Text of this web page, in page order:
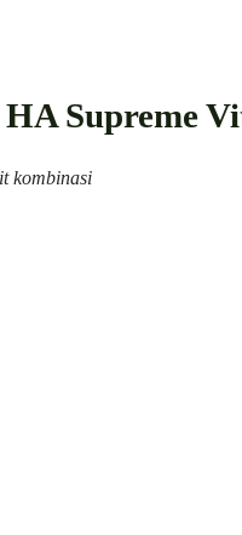
Supreme
kombinasi